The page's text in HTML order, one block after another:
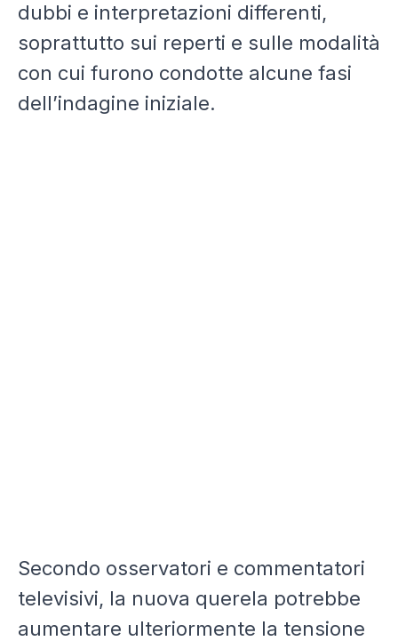
dubbi e interpretazioni differenti,
soprattutto sui reperti e sulle modalità
con cui furono condotte alcune fasi
dell’indagine iniziale.
Secondo osservatori e commentatori
televisivi, la nuova querela potrebbe
aumentare ulteriormente la tensione